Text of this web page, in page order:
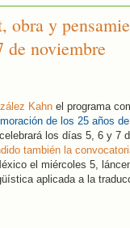
obra y
de noviembre
Kahn el programa
de los 25 años
los días 5, 6 y 7
también la
el miércoles 5,
aplicada a la